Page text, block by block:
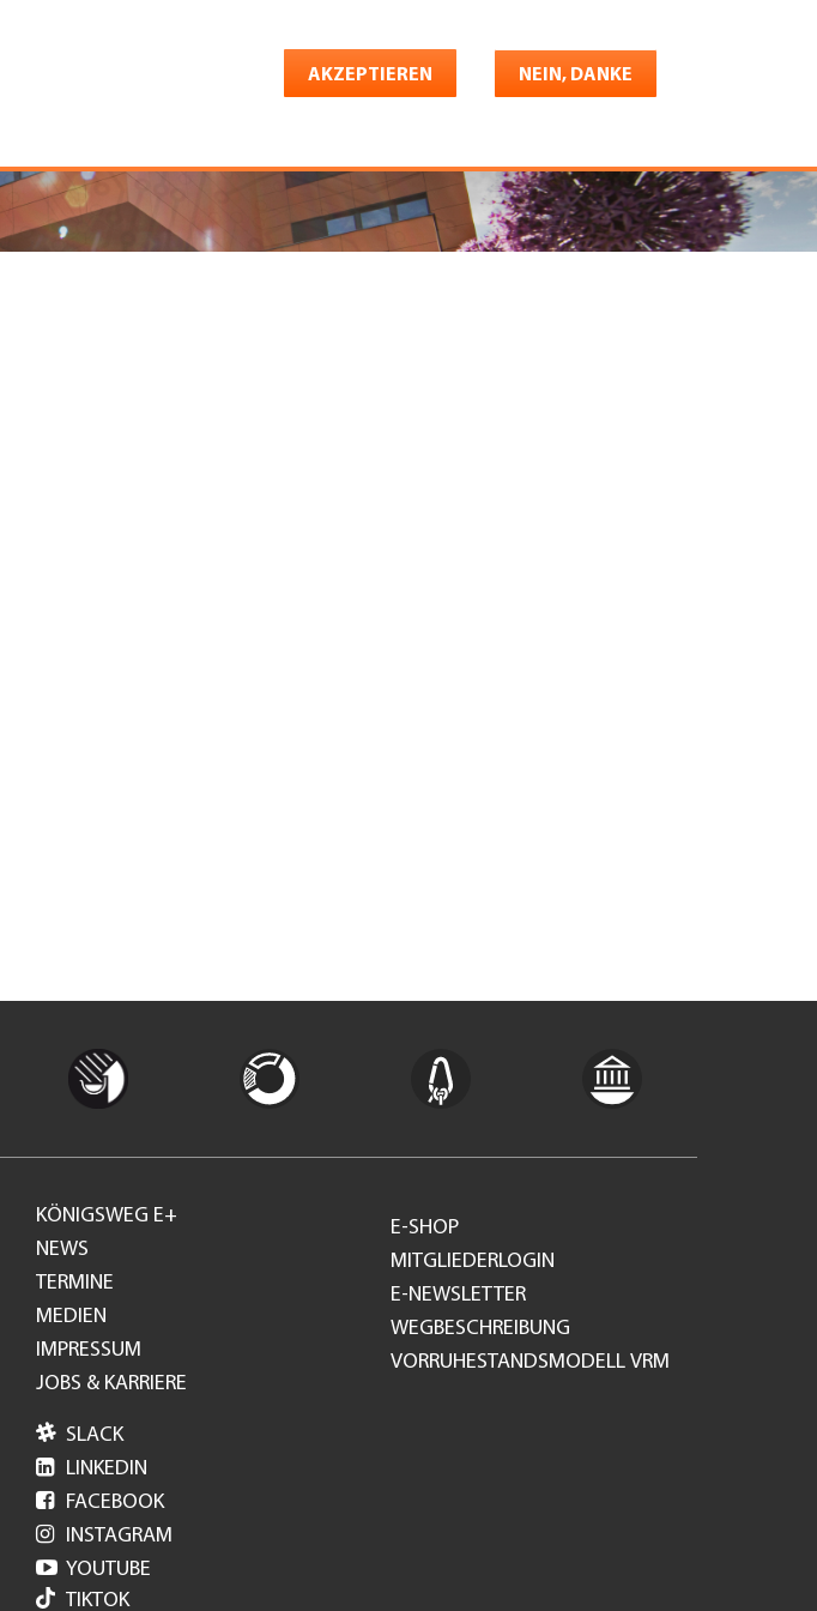
AKZEPTIEREN NEIN, DANKE
Jobs & Karriere Shop Konto Deutsch
Footer
GH
KÖNIGSWEG E+
NEWS
TERMINE
MEDIEN
IMPRESSUM
JOBS & KARRIERE
E-SHOP
MITGLIEDERLOGIN
E-NEWSLETTER
WEGBESCHREIBUNG
VORRUHESTANDSMODELL VRM
 SLACK
 LINKEDIN
 FACEBOOK
 INSTAGRAM
 YOUTUBE
TIKTOK